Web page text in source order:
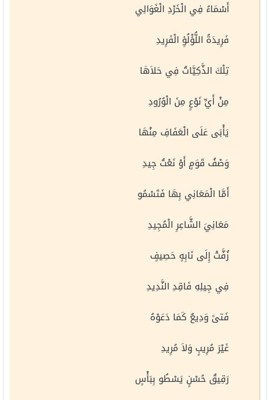
أَسْمَاءُ فِي الْخَرْدِ الْغَوَالِي
فَرِيدَةُ اللُّؤْلُؤِ الْفَرِيدِ
تِلْكَ الذَّكِيَّاتُ فِي حَلاَهَا
مِنْ أَيِّ نَوْعٍ مِنَ الْوُرُودِ
يَأْبَى عَلَى الْعَفَافِ مِنْهَا
وَصْفُ قَوَمٍ أَوْ نَعْتُ جِيدِ
أَمَّا الْمَعَانِي بِهَا فَتَسْمُو
مَعَانِيَ الشَّاعِرِ الْمُجِيدِ
زُفَّتْ إِلَى نَابِهٍ حَصِيفٍ
فِي جِيلِهِ فَاقِدِ النَّدِيدِ
فَتىً وَدِيعٌ كَمَا دَعَوْهُ
غَيْرَ مُرِيبٍ وَلاَ مُرِيدِ
رَقِيقُ حُسْنٍ يَسْطُو بِبَأْسٍ